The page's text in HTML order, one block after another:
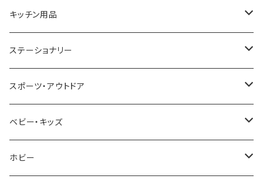
CACTUS
TIMEX
NIXON
AVALANCHE
ORIENT
NO BRAND
ARNOLD PALMER
MICHAEL KORS
DIESEL
ALV
Merge
POLICE
PAUL HEWITT
22designstudio
BOTTEGA VENETA
EMPORIO ARMANI
NIKE
DUNHILL
NEWYORKER
OROBIANCO
Ellese
United HOMME
RODANIA
BEAMZSQUARE
BLAZER CLUB
ANDY HAWARD
CRYSTOCRAFT
SEIKO
CITIZEN
BRAUN
RHYTHM
キッチン用品
I'mD
Helios
VALENTINO VISCANI
ステーショナリー
LAMY
WATERMAN
PARKER
スポーツ・アウトドア
Trangia
Barebones
ベビー・キッズ
ふわりぃ
ホビー